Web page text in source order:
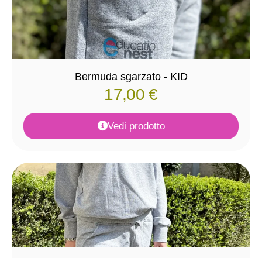
Bermuda sgarzato - KID
17,00€
Vedi prodotto